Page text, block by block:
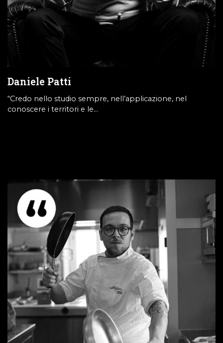
Daniele Patti
“Credo nello studio sempre, nell’applicazione, nel
conoscere i territori e le…